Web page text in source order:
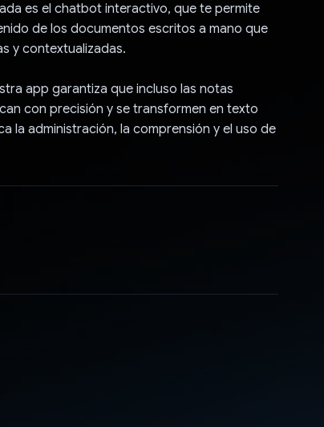
es el chatbot interactivo, que te permite
de los documentos escritos a mano que
y contextualizadas.
app garantiza que incluso las notas
con precisión y se transformen en texto
la administración, la comprensión y el uso de